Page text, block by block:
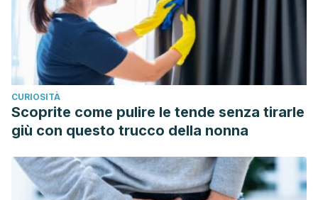
CURIOSITÀ
Scoprite come pulire le tende senza tirarle
giù con questo trucco della nonna